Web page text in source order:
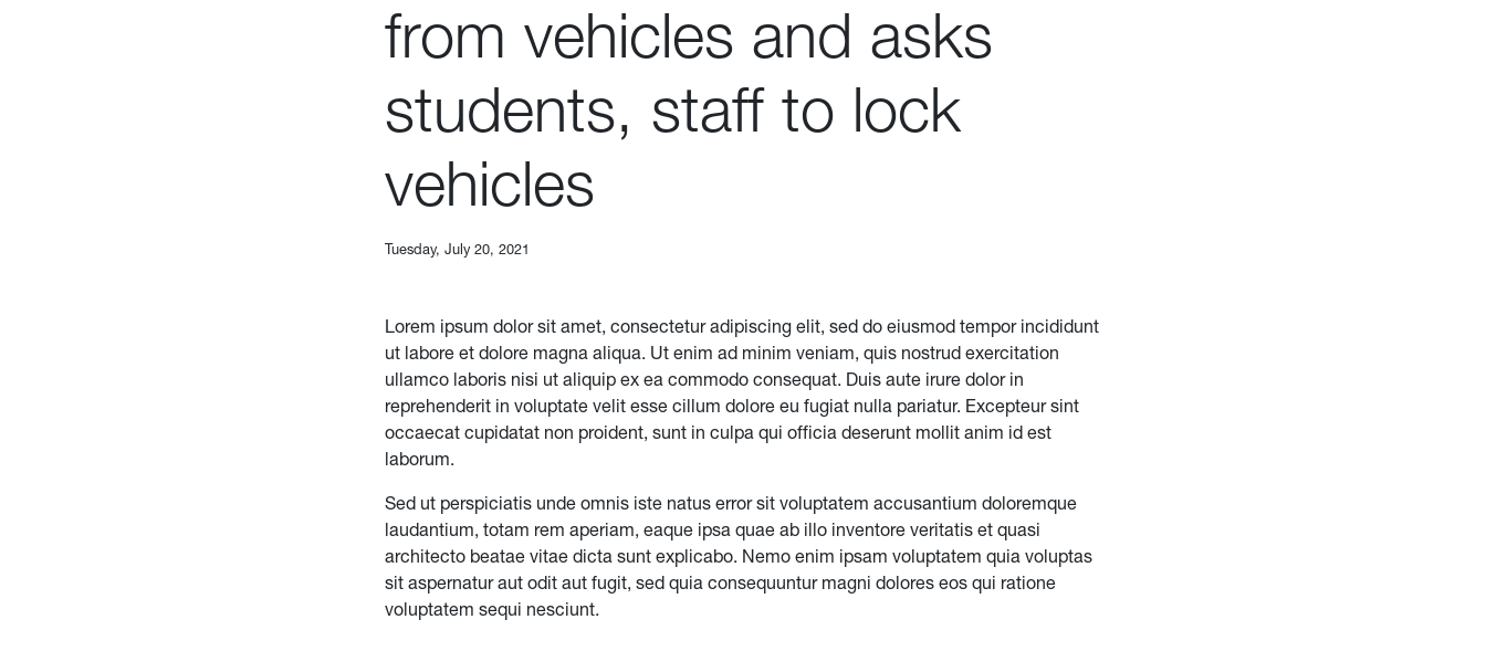
from vehicles and asks
students, staff to lock
vehicles
Tuesday, July 20, 2021
Lorem ipsum dolor sit amet, consectetur adipiscing elit, sed do eiusmod tempor incididunt
ut labore et dolore magna aliqua. Ut enim ad minim veniam, quis nostrud exercitation
ullamco laboris nisi ut aliquip ex ea commodo consequat. Duis aute irure dolor in
reprehenderit in voluptate velit esse cillum dolore eu fugiat nulla pariatur. Excepteur sint
occaecat cupidatat non proident, sunt in culpa qui officia deserunt mollit anim id est
laborum.
Sed ut perspiciatis unde omnis iste natus error sit voluptatem accusantium doloremque
laudantium, totam rem aperiam, eaque ipsa quae ab illo inventore veritatis et quasi
architecto beatae vitae dicta sunt explicabo. Nemo enim ipsam voluptatem quia voluptas
sit aspernatur aut odit aut fugit, sed quia consequuntur magni dolores eos qui ratione
voluptatem sequi nesciunt.